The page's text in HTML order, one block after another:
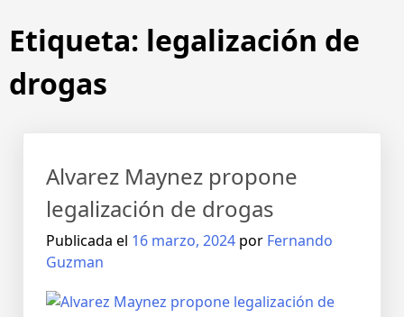
Saltar
contenido
Etiqueta: legalización de
drogas
Alvarez Maynez propone
legalización de drogas
Publicada el 16 marzo, 2024 por Fernando
Guzman